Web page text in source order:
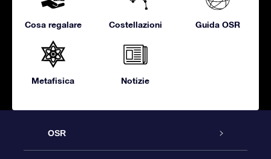
Cosa regalare Costellazioni Guida OSR
Metafisica Notizie
OSR